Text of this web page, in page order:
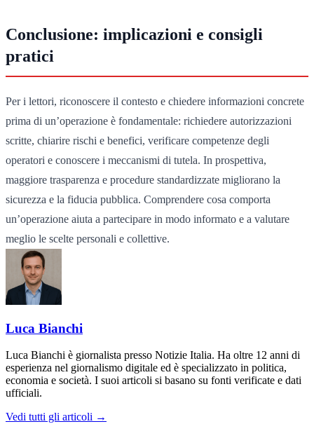
Conclusione: implicazioni e consigli
pratici
Per i lettori, riconoscere il contesto e chiedere informazioni concrete
prima di un’operazione è fondamentale: richiedere autorizzazioni
scritte, chiarire rischi e benefici, verificare competenze degli
operatori e conoscere i meccanismi di tutela. In prospettiva,
maggiore trasparenza e procedure standardizzate migliorano la
sicurezza e la fiducia pubblica. Comprendere cosa comporta
un’operazione aiuta a partecipare in modo informato e a valutare
meglio le scelte personali e collettive.
Luca Bianchi
Luca Bianchi è giornalista presso Notizie Italia. Ha oltre 12 anni di
esperienza nel giornalismo digitale ed è specializzato in politica,
economia e società. I suoi articoli si basano su fonti verificate e dati
ufficiali.
Vedi tutti gli articoli →